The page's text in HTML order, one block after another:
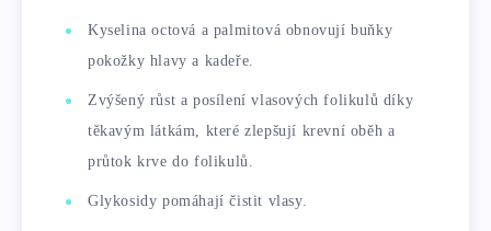
Kyselina octová a palmitová obnovují buňky
pokožky hlavy a kadeře.
Zvýšený růst a posílení vlasových folikulů díky
těkavým látkám, které zlepšují krevní oběh a
průtok krve do folikulů.
Glykosidy pomáhají čistit vlasy.